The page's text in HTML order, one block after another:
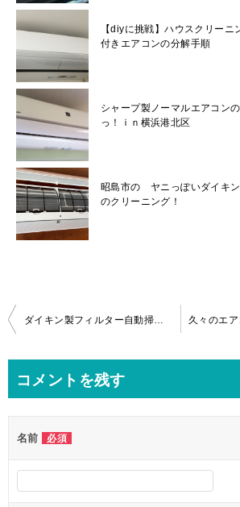
【diyに挑戦】ハウスクリーニ
付きエアコンの分解手順
シャープ製ノーマルエアコン
っ！ｉｎ横浜港北区
昭島市の ヤニっぽいダイキ
のクリーニング！
投
ビ
ー
シ
ョ
コメントを残す
名前 必須